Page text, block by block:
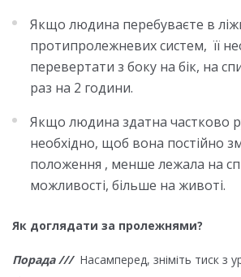
Якщо людина перебуваєте в
протипролежневих систем, її
перевертати з боку на бік, на
раз на 2 години.
Якщо людина здатна частково
необхідно, щоб вона постійно
положення , менше лежала на
можливості, більше на животі.
Як доглядати за пролежнями?
Порада /// Насамперед, зніміть тиск з